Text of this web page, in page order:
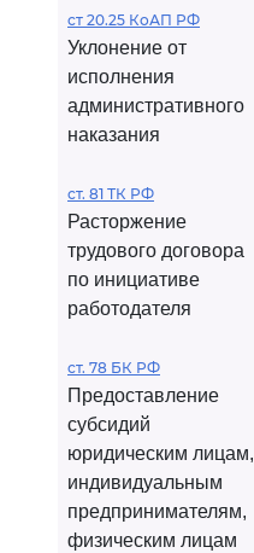
ст 20.25 КоАП РФ
Уклонение от
исполнения
административного
наказания
ст. 81 ТК РФ
Расторжение
трудового договора
по инициативе
работодателя
ст. 78 БК РФ
Предоставление
субсидий
юридическим лицам,
индивидуальным
предпринимателям,
физическим лицам